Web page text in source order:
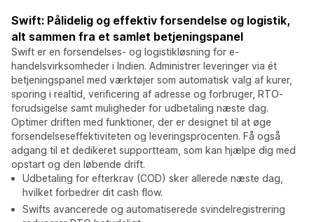
Swift: Pålidelig og effektiv forsendelse og logistik,
alt sammen fra et samlet betjeningspanel
Swift er en forsendelses- og logistikløsning for e-
handelsvirksomheder i Indien. Administrer leveringer via ét
betjeningspanel med værktøjer som automatisk valg af kurer,
sporing i realtid, verificering af adresse og forbruger, RTO-
forudsigelse samt muligheder for udbetaling næste dag.
Optimer driften med funktioner, der er designet til at øge
forsendelseseffektiviteten og leveringsprocenten. Få også
adgang til et dedikeret supportteam, som kan hjælpe dig med
opstart og den løbende drift.
Udbetaling for efterkrav (COD) sker allerede næste dag,
hvilket forbedrer dit cash flow.
Swifts avancerede og automatiserede svindelregistrering